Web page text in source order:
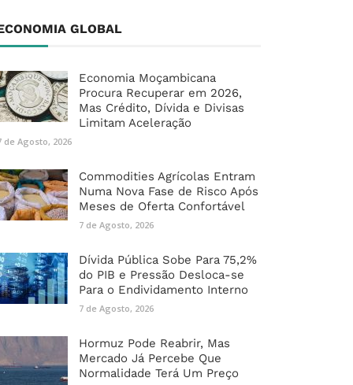
GLOBAL
Economia Moçambicana
Procura Recuperar em 2026,
Mas Crédito, Dívida e Divisas
Limitam Aceleração
de Agosto, 2026
Commodities Agrícolas Entram
Numa Nova Fase de Risco Após
Meses de Oferta Confortável
7 de Agosto, 2026
Dívida Pública Sobe Para 75,2%
do PIB e Pressão Desloca-se
Para o Endividamento Interno
7 de Agosto, 2026
Hormuz Pode Reabrir, Mas
Mercado Já Percebe Que
Normalidade Terá Um Preço